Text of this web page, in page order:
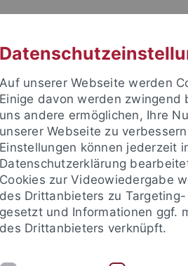
FORSCHUNG
Auf unserer Webseite werden
Einige davon werden zwingend
uns andere ermöglichen, Ihre
unserer Webseite zu
Einstellungen können jederzeit
Datenschutzerklärung
Cookies zur Videowiedergabe
des Drittanbieters zu
gesetzt und Informationen ggf.
des Drittanbieters verknüpft.